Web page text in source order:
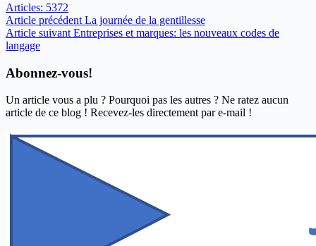
Articles: 5372
Article précédent La journée de la gentillesse
Article suivant Entreprises et marques: les nouveaux codes de
langage
Abonnez-vous!
Un article vous a plu ? Pourquoi pas les autres ? Ne ratez aucun
article de ce blog ! Recevez-les directement par e-mail !